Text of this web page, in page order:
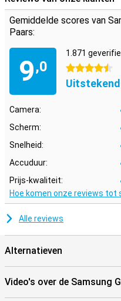
Gemiddelde scores van
Paars:
9,0
1.871
4.5 sterren
Uitstekend
Camera:
Scherm:
Snelheid:
Accuduur:
Prijs-kwaliteit:
Hoe komen onze reviews tot
Alle reviews
Alternatieven
Video's over de Samsung